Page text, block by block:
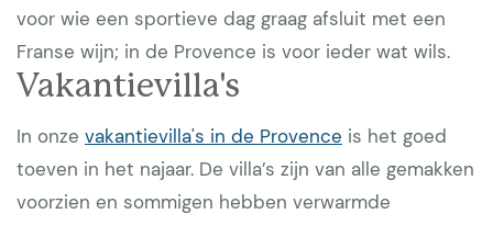
voor wie een sportieve dag graag afsluit met een
Franse wijn; in de Provence is voor ieder wat wils.
Vakantievilla's
In onze vakantievilla's in de Provence is het goed
toeven in het najaar. De villa’s zijn van alle gemakken
voorzien en sommigen hebben verwarmde